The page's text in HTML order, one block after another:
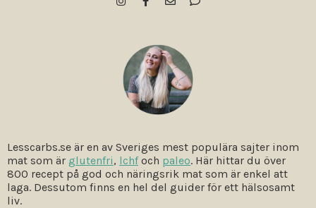
Lesscarbs.se är en av Sveriges mest populära sajter inom
mat som är glutenfri, lchfoch paleo. Här hittar du över
800 recept på god och näringsrik mat som är enkel att
laga. Dessutom finns en hel del guider för ett hälsosamt
liv.